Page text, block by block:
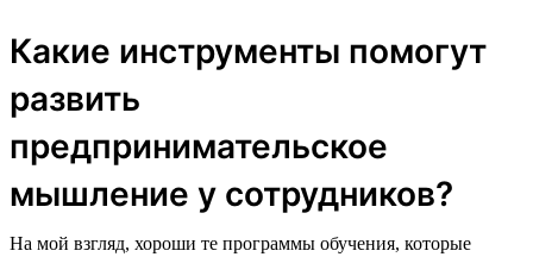
Какие инструменты помогут
развить
предпринимательское
мышление у сотрудников?
На мой взгляд, хороши те программы обучения, которые